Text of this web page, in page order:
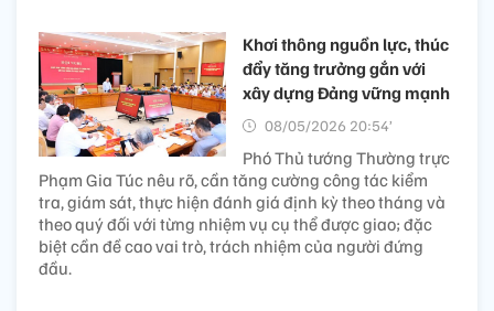
Khơi thông nguồn lực, thúc
đẩy tăng trưởng gắn với
xây dựng Đảng vững mạnh
08/05/2026 20:54’
Phó Thủ tướng Thường trực
Phạm Gia Túc nêu rõ, cần tăng cường công tác kiểm
tra, giám sát, thực hiện đánh giá định kỳ theo tháng và
theo quý đối với từng nhiệm vụ cụ thể được giao; đặc
biệt cần đề cao vai trò, trách nhiệm của người đứng
đầu.